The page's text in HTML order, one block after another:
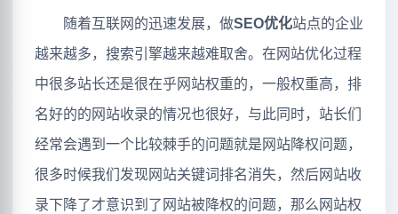
随着互联网的迅速发展，做SEO优化站点的企业
越来越多，搜索引擎越来越难取舍。在网站优化过程
中很多站长还是很在乎网站权重的，一般权重高，排
名好的的网站收录的情况也很好，与此同时，站长们
经常会遇到一个比较棘手的问题就是网站降权问题，
很多时候我们发现网站关键词排名消失，然后网站收
录下降了才意识到了网站被降权的问题，那么网站权